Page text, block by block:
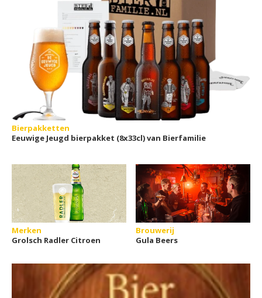
Bierpakketten
Eeuwige Jeugd bierpakket (8x33cl) van Bierfamilie
Merken
Grolsch Radler Citroen
Brouwerij
Gula Beers